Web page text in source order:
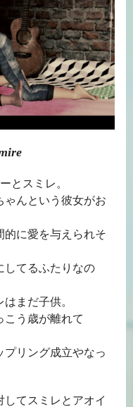
とスミレ。
ゃんという彼女がお
的に愛を与えられそ
してるふたりなの
まだ子供。
こう歳が離れて
プリング成立やなっ
してスミレとアオイ